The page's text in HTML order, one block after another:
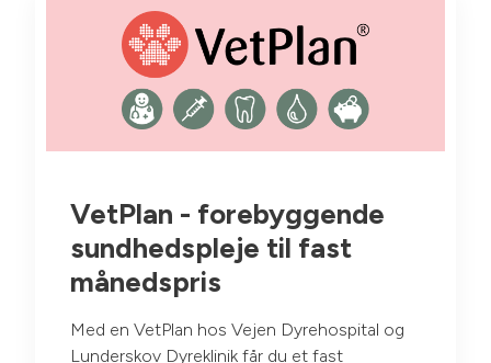
VetPlan - forebyggende
sundhedspleje til fast
månedspris
Med en VetPlan hos Vejen Dyrehospital og
Lunderskov Dyreklinik får du et fast